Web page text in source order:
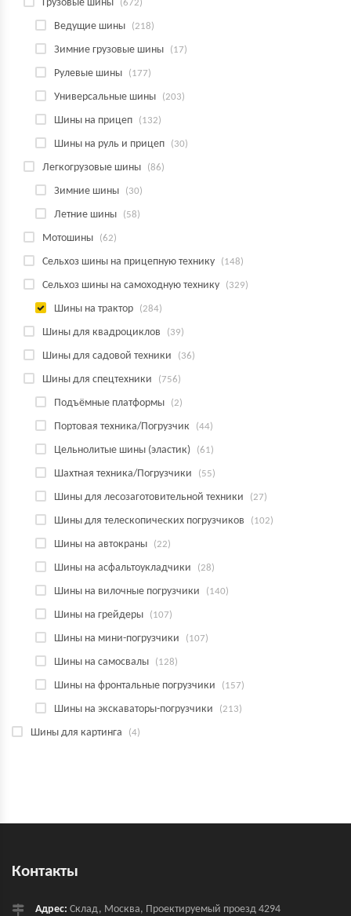
Грузовые шины (672)
Ведущие шины (218)
Зимние грузовые шины (17)
Рулевые шины (177)
Универсальные шины (203)
Шины на прицеп (132)
Шины на руль и прицеп (30)
Легкогрузовые шины (86)
Зимние шины (30)
Летние шины (58)
Мотошины (62)
Сельхоз шины на прицепную технику (148)
Сельхоз шины на самоходную технику (329)
Шины на трактор (284)
Шины для квадроциклов (39)
Шины для садовой техники (36)
Шины для спецтехники (756)
Подъёмные платформы (2)
Портовая техника/Погрузчик (44)
Цельнолитые шины (эластик) (61)
Шахтная техника/Погрузчики (55)
Шины для лесозаготовительной техники (27)
Шины для телескопических погрузчиков (102)
Шины на автокраны (22)
Шины на асфальтоукладчики (28)
Шины на вилочные погрузчики (140)
Шины на грейдеры (107)
Шины на мини-погрузчики (107)
Шины на самосвалы (128)
Шины на фронтальные погрузчики (157)
Шины на экскаваторы-погрузчики (213)
Шины для картинга (4)
Контакты
Адрес: Склад, Москва, Проектируемый проезд 4294